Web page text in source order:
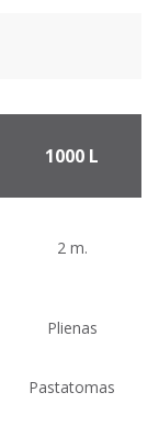
1000 L
2 m.
Plienas
Pastatomas